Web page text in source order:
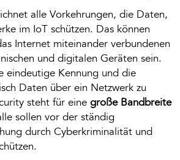
alle Vorkehrungen, die Daten,
im IoT schützen. Das können
Internet miteinander verbundenen
und digitalen Geräten sein.
eindeutige Kennung und die
Daten über ein Netzwerk zu
steht für einegroße Bandbreite
sollen vor der ständig
durch Cyberkriminalität und